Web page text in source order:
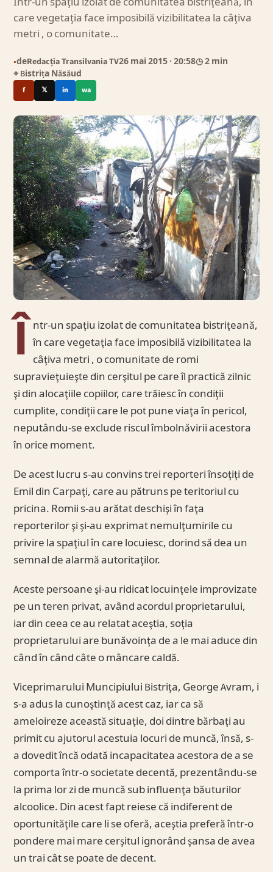
care vegetaţia face imposibilă vizibilitatea la câţiva
metri , o comunitate…
●deRedacția Transilvania TV26 mai 2015 · 20:58◷ 2 min
⌖ Bistrița Năsăud
f 𝕏 in wa
Î ntr-un spaţiu izolat de comunitatea bistriţeană,
în care vegetaţia face imposibilă vizibilitatea la
câţiva metri , o comunitate de romi
supravieţuieşte din cerşitul pe care îl practică zilnic
şi din alocaţiile copiilor, care trăiesc în condiţii
cumplite, condiţii care le pot pune viaţa în pericol,
neputându-se exclude riscul îmbolnăvirii acestora
în orice moment.
De acest lucru s-au convins trei reporteri însoţiţi de
Emil din Carpaţi, care au pătruns pe teritoriul cu
pricina. Romii s-au arătat deschişi în faţa
reporterilor şi şi-au exprimat nemulţumirile cu
privire la spaţiul în care locuiesc, dorind să dea un
semnal de alarmă autoritaţilor.
Aceste persoane şi-au ridicat locuinţele improvizate
pe un teren privat, având acordul proprietarului,
iar din ceea ce au relatat aceştia, soţia
proprietarului are bunăvoinţa de a le mai aduce din
când în când câte o mâncare caldă.
Viceprimarului Muncipiului Bistriţa, George Avram, i
s-a adus la cunoştinţă acest caz, iar ca să
ameloireze această situaţie, doi dintre bărbaţi au
primit cu ajutorul acestuia locuri de muncă, însă, s-
a dovedit încă odată incapacitatea acestora de a se
comporta într-o societate decentă, prezentându-se
la prima lor zi de muncă sub influenţa băuturilor
alcoolice. Din acest fapt reiese că indiferent de
oportunităţile care li se oferă, aceştia preferă într-o
pondere mai mare cerşitul ignorând şansa de avea
un trai cât se poate de decent.